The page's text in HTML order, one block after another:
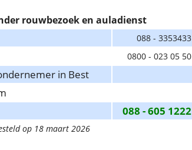
rouwbezoek en auladienst
088 - 3353433
0800 - 023 05 50
in Best
088 - 605 1222
op 18 maart 2026